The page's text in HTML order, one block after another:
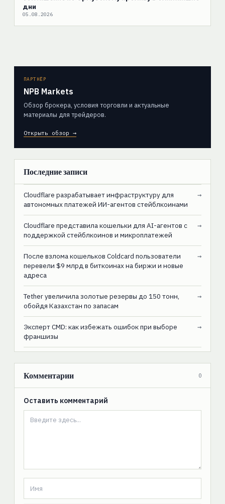
дни
05.08.2026
ПАРТНЁР
NPB Markets
Обзор брокера, условия торговли и актуальные
материалы для трейдеров.
Открыть обзор →
Последние записи
Cloudflare разрабатывает инфраструктуру для
автономных платежей ИИ-агентов стейблкоинами
→
Cloudflare представила кошельки для AI-агентов с
поддержкой стейблкоинов и микроплатежей
→
После взлома кошельков Coldcard пользователи
перевели $9 млрд в биткоинах на биржи и новые
адреса
→
Tether увеличила золотые резервы до 150 тонн,
обойдя Казахстан по запасам
→
Эксперт CMD: как избежать ошибок при выборе
франшизы
→
Комментарии 0
Оставить комментарий